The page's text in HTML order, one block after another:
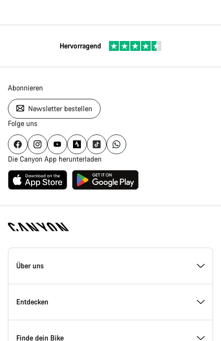
Hervorragend
Abonnieren
Newsletter bestellen
Folge uns
Die Canyon App herunterladen
Canyon
Homepage
Über uns
Inside Canyon
Innovation bei Canyon
Entdecken
Events
Finde dein Bike